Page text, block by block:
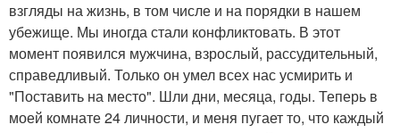
взгляды на жизнь, в том числе и на порядки в нашем
убежище. Мы иногда стали конфликтовать. В этот
момент появился мужчина, взрослый, рассудительный,
справедливый. Только он умел всех нас усмирить и
"Поставить на место". Шли дни, месяца, годы. Теперь в
моей комнате 24 личности, и меня пугает то, что каждый